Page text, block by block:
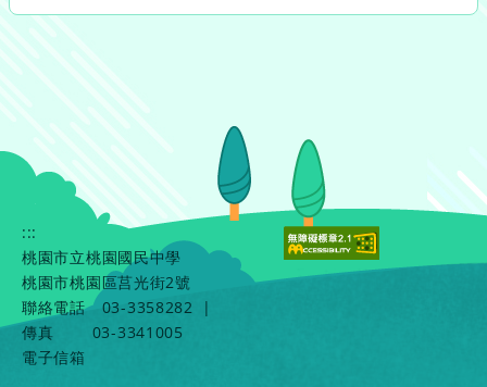
:::
桃園市立桃園國民中學
桃園市桃園區莒光街2號
聯絡電話
03-3358282
|
傳真
03-3341005
電子信箱